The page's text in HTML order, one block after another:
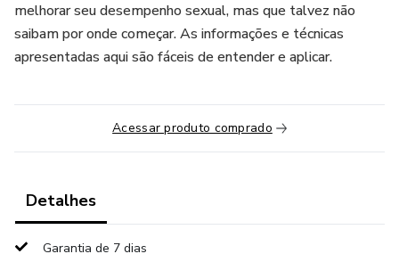
melhorar seu desempenho sexual, mas que talvez não
saibam por onde começar. As informações e técnicas
apresentadas aqui são fáceis de entender e aplicar.
Acessar produto comprado
Detalhes
Garantia de 7 dias